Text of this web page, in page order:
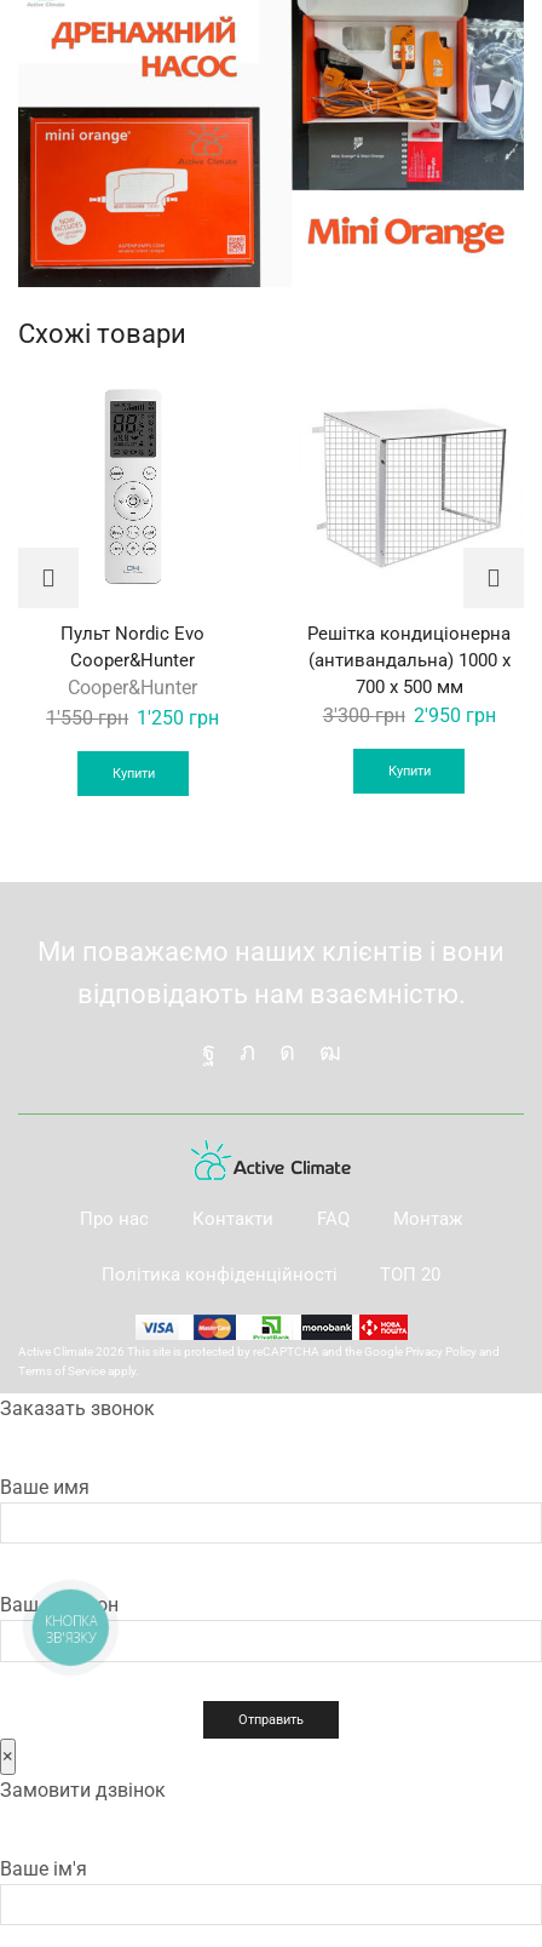
Схожі товари
Пульт Nordic Evo
Cooper&Hunter
Cooper&Hunter
1'550грн Original
price
was:
1'250 грн
Купити
Решітка кондиціонерна
(антивандальна) 1000 х
700 х 500 мм
3'300грн Original
price
was:
2'950 грн
Купити
Ми поважаємо наших клієнтів і вони
відповідають нам взаємністю.
Про нас Контакти FAQ Монтаж
Політика конфіденційності ТОП 20
Active Climate 2026 This site is protected by reCAPTCHA and the Google Privacy Policy and
Terms of Service apply.
Заказать звонок
Ваше имя
Ваш телефон
×
Замовити дзвінок
Ваше ім'я
КНОПКА
ЗВ'ЯЗКУ